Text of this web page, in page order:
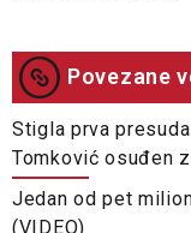
Povezane
Stigla prva
Tomković osuđen
Jedan od pet
(VIDEO)